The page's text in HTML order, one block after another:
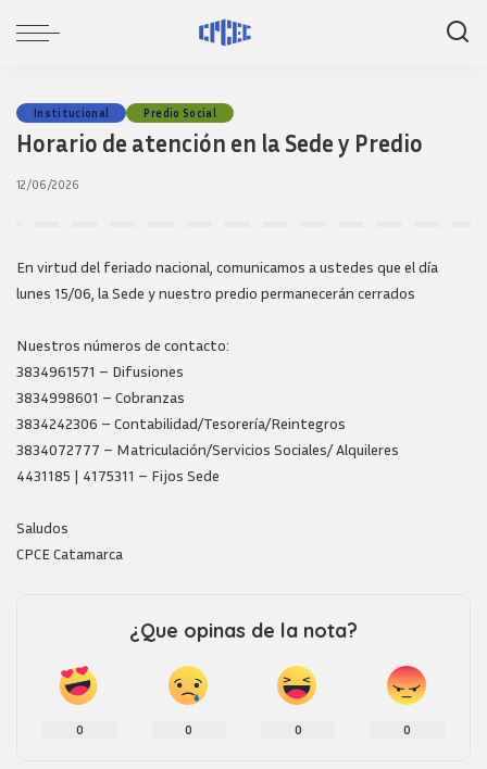
Institucional Predio Social
Horario de atención en la Sede y Predio
12/06/2026
En virtud del feriado nacional, comunicamos a ustedes que el día
lunes 15/06, la Sede y nuestro predio permanecerán cerrados
Nuestros números de contacto:
3834961571 – Difusiones
3834998601 – Cobranzas
3834242306 – Contabilidad/Tesorería/Reintegros
3834072777 – Matriculación/Servicios Sociales/ Alquileres
4431185 | 4175311 – Fijos Sede
Saludos
CPCE Catamarca
¿Que opinas de la nota?
0 0 0 0